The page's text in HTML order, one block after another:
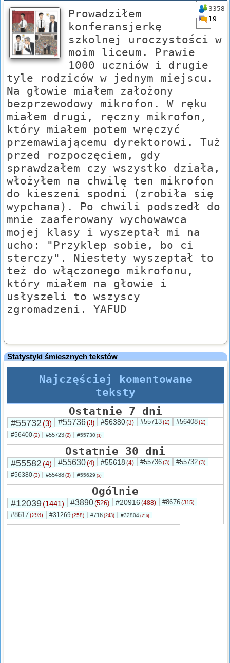
3358
19
Prowadziłem
konferansjerkę
szkolnej uroczystości w
moim liceum. Prawie
1000 uczniów i drugie
tyle rodziców w jednym miejscu.
Na głowie miałem założony
bezprzewodowy mikrofon. W ręku
miałem drugi, ręczny mikrofon,
który miałem potem wręczyć
przemawiającemu dyrektorowi. Tuż
przed rozpoczęciem, gdy
sprawdzałem czy wszystko działa,
włożyłem na chwilę ten mikrofon
do kieszeni spodni (zrobiła się
wypchana). Po chwili podszedł do
mnie zaaferowany wychowawca
mojej klasy i wyszeptał mi na
ucho: "Przyklep sobie, bo ci
sterczy". Niestety wyszeptał to
też do włączonego mikrofonu,
który miałem na głowie i
usłyszeli to wszyscy
zgromadzeni. YAFUD
Statystyki śmiesznych tekstów
Najczęściej komentowane
teksty
Ostatnie 7 dni
#55732 (3) #55736(3) #56380(3) #55713(2) #56408(2)
#56400(2) #55723 (2) #55730 (1)
Ostatnie 30 dni
#55582 (4) #55630(4) #55618 (4) #55736(3) #55732(3)
#56380(3) #55488 (3) #55629 (2)
Ogólnie
#12039(1441) #3890(526) #20916 (488) #8676(315)
#8617(293) #31269 (258) #716 (243) #32804 (216)